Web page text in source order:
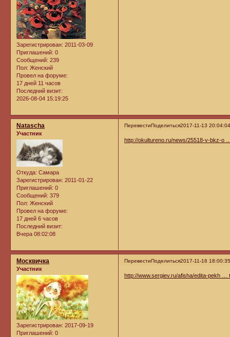
Зарегистрирован: 2011-03-09
Приглашений: 0
Сообщений: 239
Пол: Женский
Провел на форуме:
17 дней 11 часов
Последний визит:
2026-08-04 15:19:25
ПеревестиПоделиться2017-11-13
Natascha
Участник
Откуда: Самара
Зарегистрирован: 2011-01-22
Приглашений: 0
Сообщений: 379
Пол: Женский
Провел на форуме:
17 дней 6 часов
Последний визит:
Вчера 08:02:08
http://okultureno.ru/news/25518-v-bkz-o
ПеревестиПоделиться2017-11-16
Москвичка
Участник
Зарегистрирован: 2017-09-19
Приглашений: 0
http://www.sergiev.ru/afisha/edita-pekh …